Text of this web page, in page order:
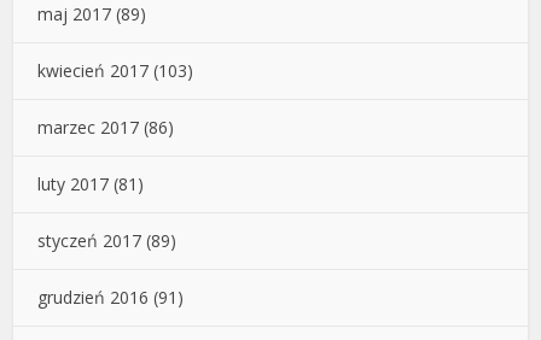
maj 2017 (89)
kwiecień 2017 (103)
marzec 2017 (86)
luty 2017 (81)
styczeń 2017 (89)
grudzień 2016 (91)